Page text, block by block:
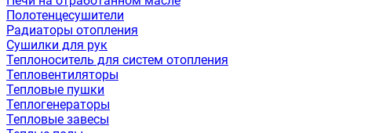
Полотенцесушители
Радиаторы отопления
Сушилки для рук
Теплоноситель для систем отопления
Тепловентиляторы
Тепловые пушки
Теплогенераторы
Тепловые завесы